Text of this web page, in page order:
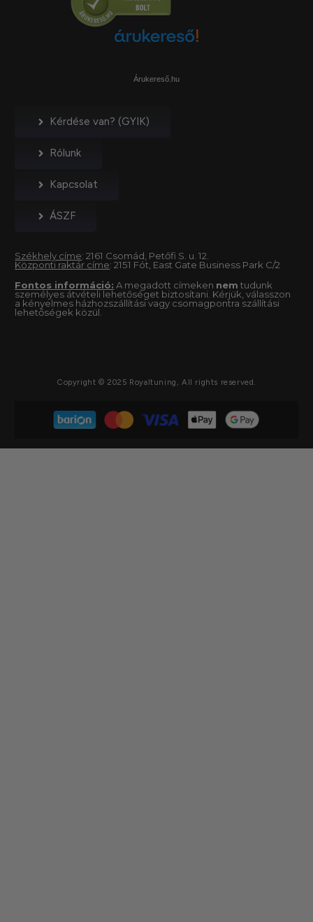
Árukereső.hu
Kérdése van? (GYIK)
Rólunk
Kapcsolat
ÁSZF
Székhely címe: 2161 Csomád, Petőfi S. u. 12.
Központi raktár címe: 2151 Fót, East Gate Business Park C/2
Fontos információ: A megadott címeken nem tudunk
személyes átvételi lehetőséget biztosítani. Kérjük, válasszon
a kényelmes házhozszállítási vagy csomagpontra szállítási
lehetőségek közül.
Copyright © 2025 Royaltuning, All rights reserved.